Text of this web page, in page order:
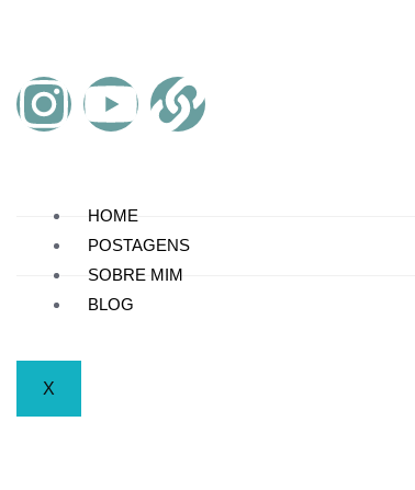
HOME
POSTAGENS
SOBRE MIM
BLOG
X